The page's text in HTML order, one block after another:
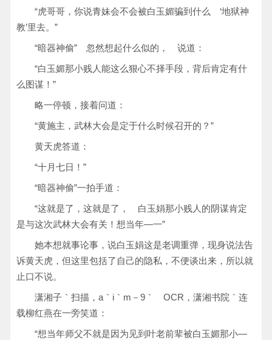
“虎哥哥，你说青妹会不会被白玉媚骗到什么 ‘地狱神
教’里去。”
“暗器神偷” 忽然想起什么似的， 说道：
“白玉媚那小贱人能这么狠心不择手段，背后肯定有什
么图谋！”
略一停顿，接着问道：
“黄施主，武林大会是定于什么时候召开的？”
黄天虎答道：
“十月七日！”
“暗器神偷”一拍手道：
“这就是了，这就是了， 白玉娟那小贱人的阴谋肯定
是与这次武林大会有关！想当年—一”
她本想就事论事，说白玉娟这是老调重弹，现身说法告
诉黄天虎，但这里包括了自己的隐私，不便谈出来，所以就
止口不说。
潇湘子｀扫描，a｀i｀m－9｀ OCR，潇湘书院｀连
载柳红燕在一旁笑道：
“想当年师父不就是因为见到叶老前辈被白玉媚那小—